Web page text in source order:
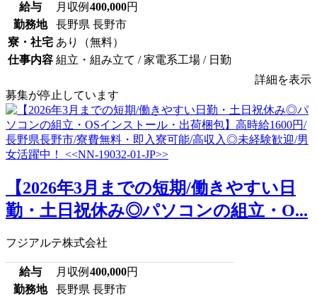
給与 月収例 400,000円
勤務地
長野県 長野市
寮・社宅 あり（無料）
仕事内容 組立・組み立て / 家電系工場 / 日勤
詳細を表示
募集が停止しています
【2026年3月までの短期/働きやすい日
勤・土日祝休み◎パソコンの組立・O...
フジアルテ株式会社
給与 月収例 400,000円
勤務地
長野県 長野市